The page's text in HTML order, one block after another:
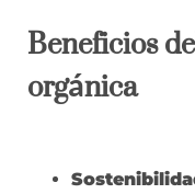
Beneficios
orgánica